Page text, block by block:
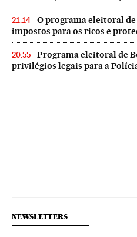
21:14
O programa eleitoral de
impostos para os ricos e
20:55
Programa eleitoral de
privilégios legais para a
NEWSLETTERS